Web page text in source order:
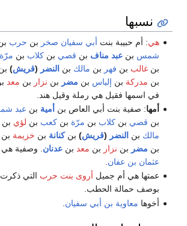
نسبها
هي: أم حبيبة بنت أبي سفيان صخر بن حرب
شمس بنعبد مناف بن قصي بنكلاب بن مرّة
بنغالب بن فهر بن مالك بن النضر (قريش)
بن مدركة بن إلياس بن مضر بن نزار بن معد
في اسمها فقيل هي رملة وقيل هند.
أمها: صفية بنت أبي العاص بن أمية بن عبد
بن قصي بنكلاب بن مرّة بنكعب بن لؤي
مالك بن النضر (قريش) بنكنانة بن خزيمة بن
بن مضر بن نزار بن معد بنعدنان . وصفية
عثمان بن عفان
عمتها هي أم جميل أروى بنت حرب التي
بوصف حمالة الحطب.
أخوها معاوية بن أبي سفيان